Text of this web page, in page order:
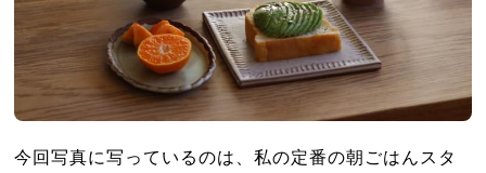
今回写真に写っているのは、私の定番の朝ごはんスタ